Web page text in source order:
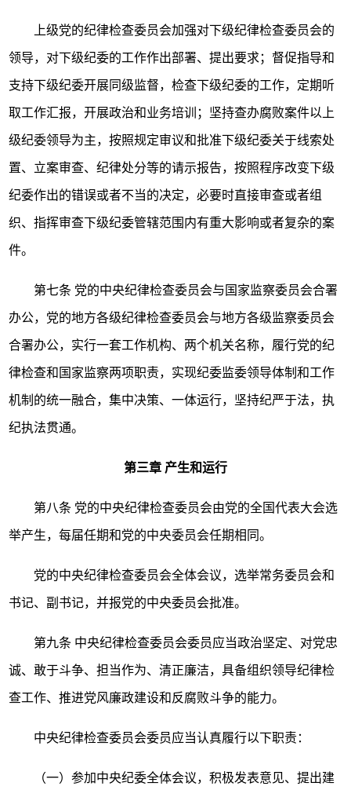
上级党的纪律检查委员会加强对下级纪律检查委员会的
领导，对下级纪委的工作作出部署、提出要求；督促指导和
支持下级纪委开展同级监督，检查下级纪委的工作，定期听
取工作汇报，开展政治和业务培训；坚持查办腐败案件以上
级纪委领导为主，按照规定审议和批准下级纪委关于线索处
置、立案审查、纪律处分等的请示报告，按照程序改变下级
纪委作出的错误或者不当的决定，必要时直接审查或者组
织、指挥审查下级纪委管辖范围内有重大影响或者复杂的案
件。
第七条 党的中央纪律检查委员会与国家监察委员会合署
办公，党的地方各级纪律检查委员会与地方各级监察委员会
合署办公，实行一套工作机构、两个机关名称，履行党的纪
律检查和国家监察两项职责，实现纪委监委领导体制和工作
机制的统一融合，集中决策、一体运行，坚持纪严于法，执
纪执法贯通。
第三章 产生和运行
第八条 党的中央纪律检查委员会由党的全国代表大会选
举产生，每届任期和党的中央委员会任期相同。
党的中央纪律检查委员会全体会议，选举常务委员会和
书记、副书记，并报党的中央委员会批准。
第九条 中央纪律检查委员会委员应当政治坚定、对党忠
诚、敢于斗争、担当作为、清正廉洁，具备组织领导纪律检
查工作、推进党风廉政建设和反腐败斗争的能力。
中央纪律检查委员会委员应当认真履行以下职责：
（一）参加中央纪委全体会议，积极发表意见、提出建